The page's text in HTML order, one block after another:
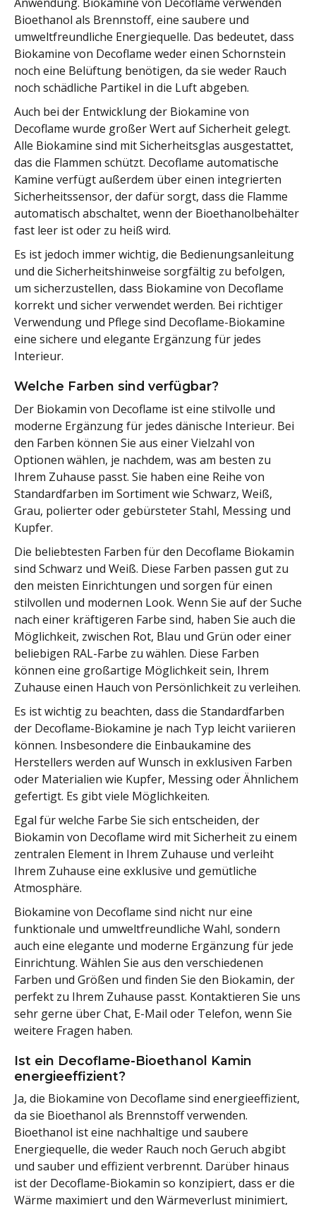
Bioethanol als Brennstoff, eine saubere und
umweltfreundliche Energiequelle. Das bedeutet, dass
Biokamine von Decoflame weder einen Schornstein
noch eine Belüftung benötigen, da sie weder Rauch
noch schädliche Partikel in die Luft abgeben.
Auch bei der Entwicklung der Biokamine von
Decoflame wurde großer Wert auf Sicherheit gelegt.
Alle Biokamine sind mit Sicherheitsglas ausgestattet,
das die Flammen schützt. Decoflame automatische
Kamine verfügt außerdem über einen integrierten
Sicherheitssensor, der dafür sorgt, dass die Flamme
automatisch abschaltet, wenn der Bioethanolbehälter
fast leer ist oder zu heiß wird.
Es ist jedoch immer wichtig, die Bedienungsanleitung
und die Sicherheitshinweise sorgfältig zu befolgen,
um sicherzustellen, dass Biokamine von Decoflame
korrekt und sicher verwendet werden. Bei richtiger
Verwendung und Pflege sind Decoflame-Biokamine
eine sichere und elegante Ergänzung für jedes
Interieur.
Welche Farben sind verfügbar?
Der Biokamin von Decoflame ist eine stilvolle und
moderne Ergänzung für jedes dänische Interieur. Bei
den Farben können Sie aus einer Vielzahl von
Optionen wählen, je nachdem, was am besten zu
Ihrem Zuhause passt. Sie haben eine Reihe von
Standardfarben im Sortiment wie Schwarz, Weiß,
Grau, polierter oder gebürsteter Stahl, Messing und
Kupfer.
Die beliebtesten Farben für den Decoflame Biokamin
sind Schwarz und Weiß. Diese Farben passen gut zu
den meisten Einrichtungen und sorgen für einen
stilvollen und modernen Look. Wenn Sie auf der Suche
nach einer kräftigeren Farbe sind, haben Sie auch die
Möglichkeit, zwischen Rot, Blau und Grün oder einer
beliebigen RAL-Farbe zu wählen. Diese Farben
können eine großartige Möglichkeit sein, Ihrem
Zuhause einen Hauch von Persönlichkeit zu verleihen.
Es ist wichtig zu beachten, dass die Standardfarben
der Decoflame-Biokamine je nach Typ leicht variieren
können. Insbesondere die Einbaukamine des
Herstellers werden auf Wunsch in exklusiven Farben
oder Materialien wie Kupfer, Messing oder Ähnlichem
gefertigt. Es gibt viele Möglichkeiten.
Egal für welche Farbe Sie sich entscheiden, der
Biokamin von Decoflame wird mit Sicherheit zu einem
zentralen Element in Ihrem Zuhause und verleiht
Ihrem Zuhause eine exklusive und gemütliche
Atmosphäre.
Biokamine von Decoflame sind nicht nur eine
funktionale und umweltfreundliche Wahl, sondern
auch eine elegante und moderne Ergänzung für jede
Einrichtung. Wählen Sie aus den verschiedenen
Farben und Größen und finden Sie den Biokamin, der
perfekt zu Ihrem Zuhause passt. Kontaktieren Sie uns
sehr gerne über Chat, E-Mail oder Telefon, wenn Sie
weitere Fragen haben.
Ist ein Decoflame-Bioethanol Kamin
energieeffizient?
Ja, die Biokamine von Decoflame sind energieeffizient,
da sie Bioethanol als Brennstoff verwenden.
Bioethanol ist eine nachhaltige und saubere
Energiequelle, die weder Rauch noch Geruch abgibt
und sauber und effizient verbrennt. Darüber hinaus
ist der Decoflame-Biokamin so konzipiert, dass er die
Wärme maximiert und den Wärmeverlust minimiert,